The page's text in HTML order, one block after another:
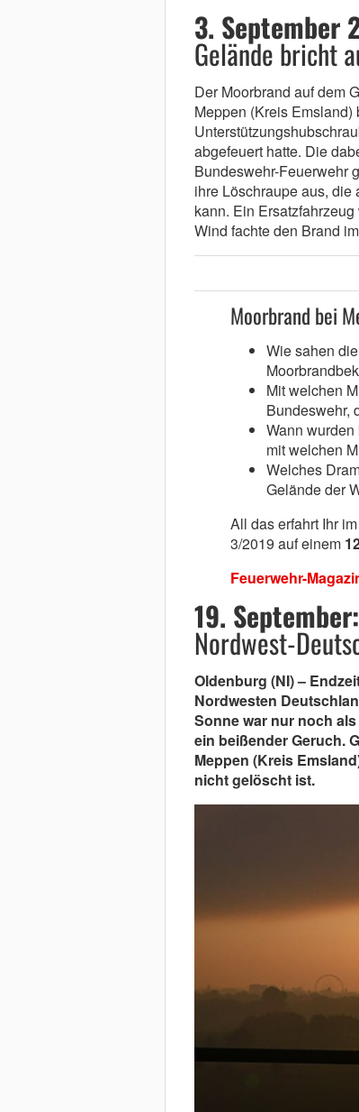
3. September
Gelände bricht
Der Moorbrand auf dem
Meppen (Kreis
abgefeuert hatte. Die
Bundeswehr-Feuerwehr
ihre Löschraupe aus, die
kann. Ein
Wind fachte den Brand
Moorbrand bei
Wie sahen
Mit welchen
Bundeswehr,
Wann
mit welchen
Welches
Gelände der
All das erfahrt Ihr
3/2019 auf einem
Feuerwehr-
19. September:
Nordwest-
Oldenburg (NI) –
Nordwesten
Sonne war nur noch
ein beißender Geruch.
Meppen (Kreis
nicht gelöscht ist.